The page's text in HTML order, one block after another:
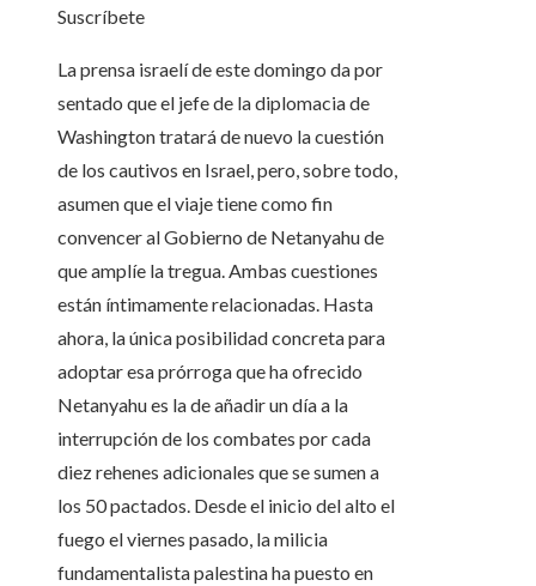
Suscríbete
La prensa israelí de este domingo da por
sentado que el jefe de la diplomacia de
Washington tratará de nuevo la cuestión
de los cautivos en Israel, pero, sobre todo,
asumen que el viaje tiene como fin
convencer al Gobierno de Netanyahu de
que amplíe la tregua. Ambas cuestiones
están íntimamente relacionadas. Hasta
ahora, la única posibilidad concreta para
adoptar esa prórroga que ha ofrecido
Netanyahu es la de añadir un día a la
interrupción de los combates por cada
diez rehenes adicionales que se sumen a
los 50 pactados. Desde el inicio del alto el
fuego el viernes pasado, la milicia
fundamentalista palestina ha puesto en